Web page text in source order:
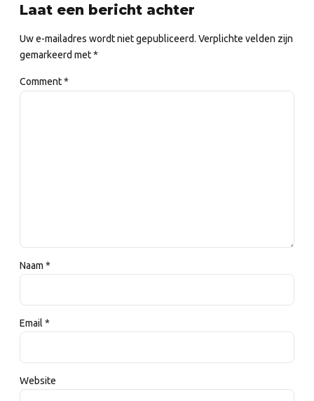
Laat een bericht achter
Uw e-mailadres wordt niet gepubliceerd. Verplichte velden zijn
gemarkeerd met *
Comment*
Naam *
Email *
Website